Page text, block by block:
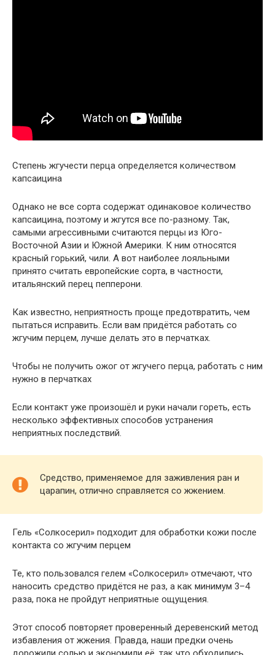
Степень жгучести перца определяется количеством
капсаицина
Однако не все сорта содержат одинаковое количество
капсаицина, поэтому и жгутся все по-разному. Так,
самыми агрессивными считаются перцы из Юго-
Восточной Азии и Южной Америки. К ним относятся
красный горький, чили. А вот наиболее лояльными
принято считать европейские сорта, в частности,
итальянский перец пепперони.
Как известно, неприятность проще предотвратить, чем
пытаться исправить. Если вам придётся работать со
жгучим перцем, лучше делать это в перчатках.
Чтобы не получить ожог от жгучего перца, работать с ним
нужно в перчатках
Если контакт уже произошёл и руки начали гореть, есть
несколько эффективных способов устранения
неприятных последствий.
Средство, применяемое для заживления ран и
царапин, отлично справляется со жжением.
Гель «Солкосерил» подходит для обработки кожи после
контакта со жгучим перцем
Те, кто пользовался гелем «Солкосерил» отмечают, что
наносить средство придётся не раз, а как минимум 3–4
раза, пока не пройдут неприятные ощущения.
Этот способ повторяет проверенный деревенский метод
избавления от жжения. Правда, наши предки очень